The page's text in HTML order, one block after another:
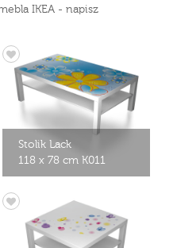
IKEA - napisz
Stolik Lack
118 x 78 cm K011